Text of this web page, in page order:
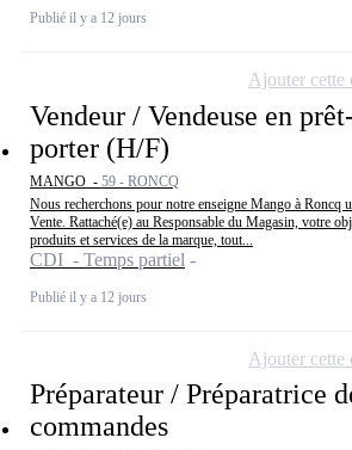
Publié il y a 12 jours
Vendeur / Vendeuse en
porter (H/F)
MANGO - 59 - RONCQ
Nous recherchons pour notre enseigne Mango à Roncq
Vente. Rattaché(e) au Responsable du Magasin, votre
produits et services de la marque, tout...
CDI - Temps partiel
Publié il y a 12 jours
Ajouter cette
Préparateur / Préparatrice
commandes
Ajouter cette